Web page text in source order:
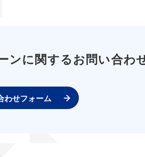
ンに関するお問い合わ
わせフォーム